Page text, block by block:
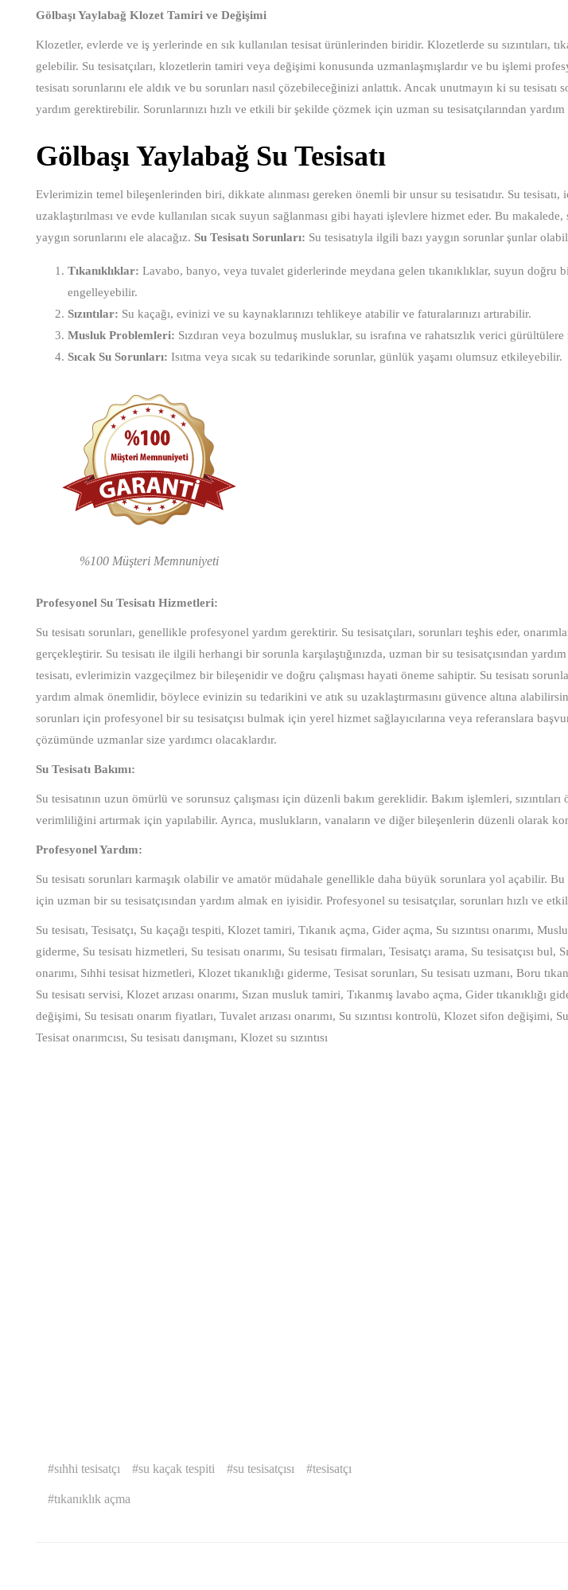
Gölbaşı Yaylabağ Klozet Tamiri ve Değişimi
Klozetler, evlerde ve iş yerlerinde en sık kullanılan tesisat ürünlerinden biridir. Klozetlerde su sızıntıları,
gelebilir. Su tesisatçıları, klozetlerin tamiri veya değişimi konusunda uzmanlaşmışlardır ve bu işlemi
tesisatı sorunlarını ele aldık ve bu sorunları nasıl çözebileceğinizi anlattık. Ancak unutmayın ki su
yardım gerektirebilir. Sorunlarınızı hızlı ve etkili bir şekilde çözmek için uzman su tesisatçılarından
Gölbaşı Yaylabağ Su Tesisatı
Evlerimizin temel bileşenlerinden biri, dikkate alınması gereken önemli bir unsur su tesisatıdır. Su tesisatı,
uzaklaştırılması ve evde kullanılan sıcak suyun sağlanması gibi hayati işlevlere hizmet eder. Bu
yaygın sorunlarını ele alacağız. Su Tesisatı Sorunları: Su tesisatıyla ilgili bazı yaygın sorunlar şunlar
Tıkanıklıklar: Lavabo, banyo, veya tuvalet giderlerinde meydana gelen tıkanıklıklar, suyun doğru
engelleyebilir.
Sızıntılar: Su kaçağı, evinizi ve su kaynaklarınızı tehlikeye atabilir ve faturalarınızı artırabilir.
Musluk Problemleri: Sızdıran veya bozulmuş musluklar, su israfına ve rahatsızlık verici
Sıcak Su Sorunları: Isıtma veya sıcak su tedarikinde sorunlar, günlük yaşamı olumsuz etkileyebilir.
%100 Müşteri Memnuniyeti
Profesyonel Su Tesisatı Hizmetleri:
Su tesisatı sorunları, genellikle profesyonel yardım gerektirir. Su tesisatçıları, sorunları teşhis eder,
gerçekleştirir. Su tesisatı ile ilgili herhangi bir sorunla karşılaştığınızda, uzman bir su tesisatçısından
tesisatı, evlerimizin vazgeçilmez bir bileşenidir ve doğru çalışması hayati öneme sahiptir. Su tesisatı
yardım almak önemlidir, böylece evinizin su tedarikini ve atık su uzaklaştırmasını güvence altına
sorunları için profesyonel bir su tesisatçısı bulmak için yerel hizmet sağlayıcılarına veya referanslara
çözümünde uzmanlar size yardımcı olacaklardır.
Su Tesisatı Bakımı:
Su tesisatının uzun ömürlü ve sorunsuz çalışması için düzenli bakım gereklidir. Bakım işlemleri,
verimliliğini artırmak için yapılabilir. Ayrıca, muslukların, vanaların ve diğer bileşenlerin düzenli olarak
Profesyonel Yardım:
Su tesisatı sorunları karmaşık olabilir ve amatör müdahale genellikle daha büyük sorunlara yol açabilir. Bu
için uzman bir su tesisatçısından yardım almak en iyisidir. Profesyonel su tesisatçılar, sorunları hızlı ve
Su tesisatı, Tesisatçı, Su kaçağı tespiti, Klozet tamiri, Tıkanık açma, Gider açma, Su sızıntısı onarımı,
giderme, Su tesisatı hizmetleri, Su tesisatı onarımı, Su tesisatı firmaları, Tesisatçı arama, Su tesisatçısı bul,
onarımı, Sıhhi tesisat hizmetleri, Klozet tıkanıklığı giderme, Tesisat sorunları, Su tesisatı uzmanı, Boru
Su tesisatı servisi, Klozet arızası onarımı, Sızan musluk tamiri, Tıkanmış lavabo açma, Gider tıkanıklığı
değişimi, Su tesisatı onarım fiyatları, Tuvalet arızası onarımı, Su sızıntısı kontrolü, Klozet sifon değişimi,
Tesisat onarımcısı, Su tesisatı danışmanı, Klozet su sızıntısı
sıhhi tesisatçı su kaçak tespiti su tesisatçısı tesisatçı
tıkanıklık açma